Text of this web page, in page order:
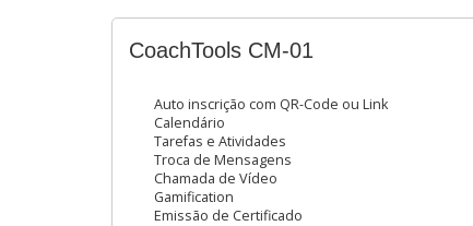
CoachTools CM-01
Auto inscrição com QR-Code ou Link
Calendário
Tarefas e Atividades
Troca de Mensagens
Chamada de Vídeo
Gamification
Emissão de Certificado